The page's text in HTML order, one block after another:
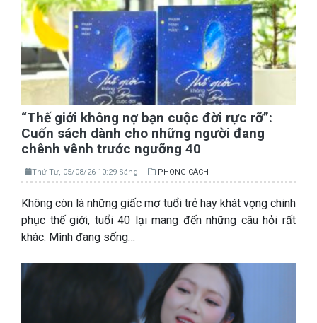
“Thế giới không nợ bạn cuộc đời rực rỡ”:
Cuốn sách dành cho những người đang
chênh vênh trước ngưỡng 40
Thứ Tư, 05/08/26 10:29 Sáng PHONG CÁCH
Không còn là những giấc mơ tuổi trẻ hay khát vọng chinh
phục thế giới, tuổi 40 lại mang đến những câu hỏi rất
khác: Mình đang sống…